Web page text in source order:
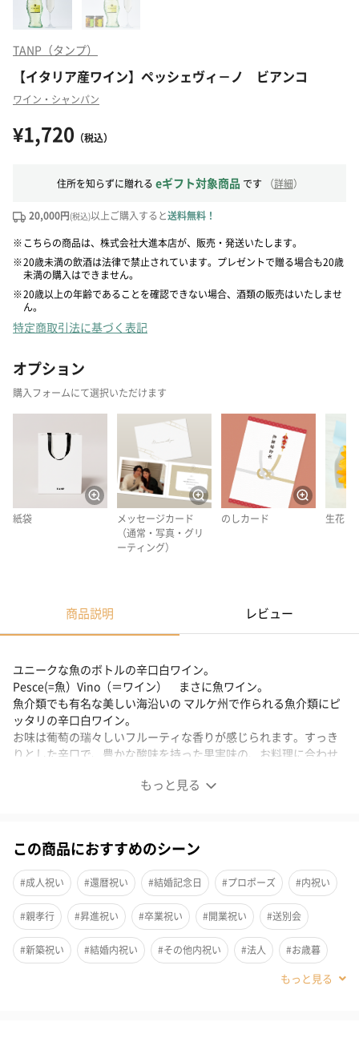
TANP（タンプ）
【イタリア産ワイン】ペッシェヴィ－ノ ビアンコ
ワイン・シャンパン
¥1,720 （税込）
住所を知らずに贈れる eギフト対象商品 です （詳細）
20,000円(税込)以上ご購入すると送料無料！
※ こちらの商品は、株式会社大進本店が、販売・発送いたします。
※20歳未満の飲酒は法律で禁止されています。プレゼントで贈る場合も20歳
未満の購入はできません。
※20歳以上の年齢であることを確認できない場合、酒類の販売はいたしませ
ん。
特定商取引法に基づく表記
オプション
購入フォームにて選択いただけます
紙袋
メッセージカード
（通常・写真・グリ
ーティング）
のしカード 生花
商品説明 レビュー
もっと見る
ユニークな魚のボトルの辛口白ワイン。
Pesce(=魚）Vino（＝ワイン） まさに魚ワイン。
魚介類でも有名な美しい海沿いの マルケ州で作られる魚介類にピ
ッタリの辛口白ワイン。
お味は葡萄の瑞々しいフルーティな香りが感じられます。すっき
りとした辛口で、豊かな酸味を持った果実味の、お料理に合わせ
甘味はほぼなく、余韻は少なめ。
＊20歳未満の方への酒類の販売はいたしません。
ユニークなボトルの白ワイン
ユニークなボトルが特徴的なイタリア産白ワイン。普通のお酒に
飽きてしまって人にも、手土産にも最適な一品です。
お味はすっきりとした辛口でイタリア料理と合わせるのにピッタ
この商品におすすめのシーン
#成人祝い #還暦祝い #結婚記念日 #プロポーズ #内祝い
#親孝行 #昇進祝い #卒業祝い #開業祝い #送別会
#新築祝い #結婚内祝い #その他内祝い #法人 #お歳暮
#結婚祝い